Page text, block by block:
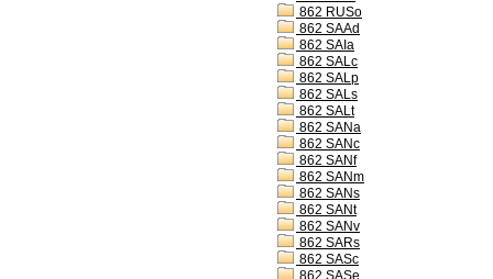
862 RUSo
862 SAAd
862 SAIa
862 SALc
862 SALp
862 SALs
862 SALt
862 SANa
862 SANc
862 SANf
862 SANm
862 SANs
862 SANt
862 SANv
862 SARs
862 SASc
862 SASe